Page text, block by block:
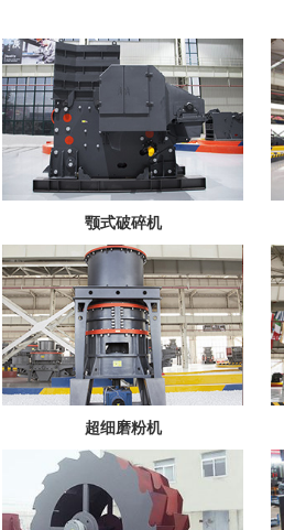
颚式破碎机
超细磨粉机